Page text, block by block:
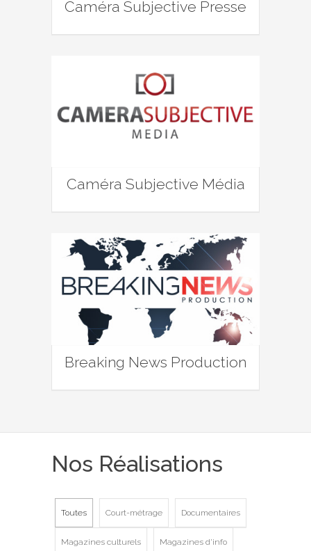
Caméra Subjective Presse
Caméra Subjective Média
Breaking News Production
Nos Réalisations
Toutes Court-métrage Documentaires
Magazines culturels Magazines d'info